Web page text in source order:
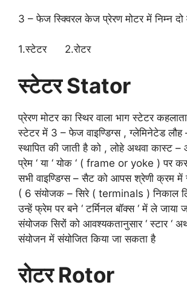
3 – फेज स्क्विरल केज प्रेरण मोटर में निम्न दो
1.स्टेटर 2.रोटर
स्टेटर Stator
प्रेरण मोटर का स्थिर वाला भाग स्टेटर
स्टेटर में 3 – फेज वाइण्डिग्स , ग्लेमिनेटेड लौह
स्थापित की जाती है को , लोहे अथवा कास्ट
प्रेम ‘ या ‘ योक ‘ ( frame or yoke ) पर
सभी वाइण्डिग्स – सैट को आपस श्रेणी क्रम
( 6 संयोजक – सिरे ( terminals ) निकाल
उन्हें फ्रेम पर बने ‘ टर्मिनल बॉक्स ‘ में ले जाया
संयोजक सिरों को आवश्यकतानुसार ‘ स्टार ‘
संयोजन में संयोजित किया जा सकता है
रोटर Rotor